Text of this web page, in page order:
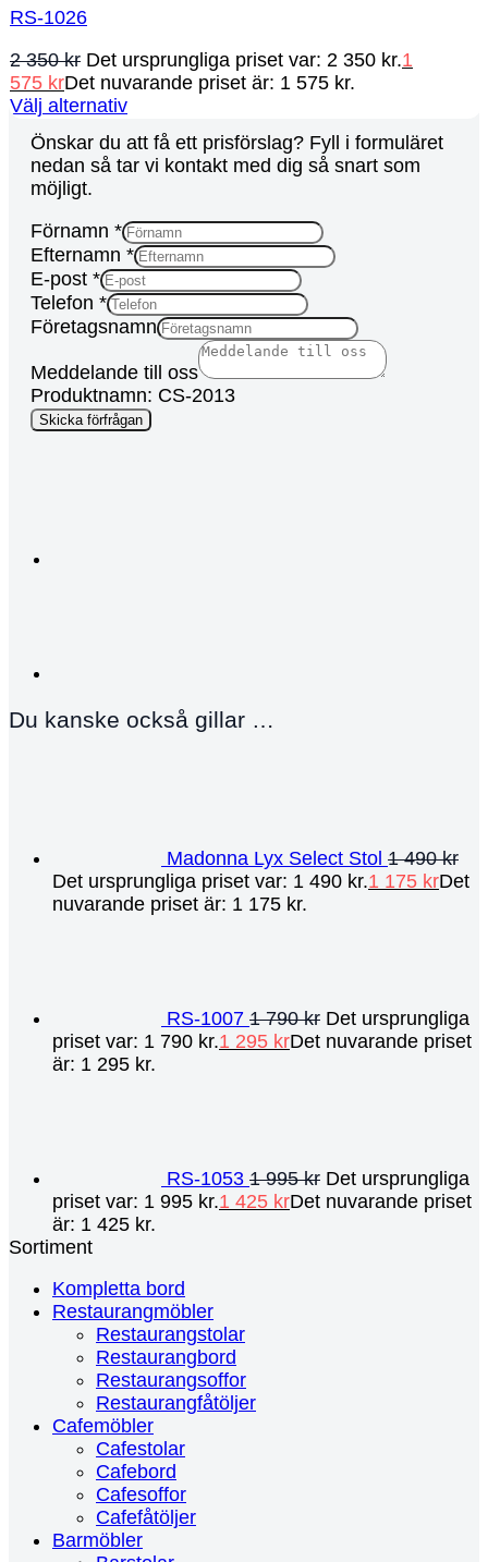
RS-1026
2 350kr Det ursprungliga priset var: 2 350 kr.1
575 krDet nuvarande priset är: 1 575 kr.
Välj alternativ
Önskar du att få ett prisförslag? Fyll i formuläret
nedan så tar vi kontakt med dig så snart som
möjligt.
Förnamn *
Efternamn *
Source
Företagsnamn
URL
E-post *
Telefon *
Företagsnamn
Meddelande till oss
Produktnamn: CS-2013
Skicka förfrågan
Du kanske också gillar …
Madonna Lyx Select Stol 1 490kr
Det ursprungliga priset var: 1 490 kr.1 175 krDet
nuvarande priset är: 1 175 kr.
RS-1007 1 790kr Det ursprungliga
priset var: 1 790 kr.1 295 krDet nuvarande priset
är: 1 295 kr.
RS-1053 1 995kr Det ursprungliga
priset var: 1 995 kr.1 425 krDet nuvarande priset
är: 1 425 kr.
Sortiment
Kompletta bord
Restaurangmöbler
Restaurangstolar
Restaurangbord
Restaurangsoffor
Restaurangfåtöljer
Cafemöbler
Cafestolar
Cafebord
Cafesoffor
Cafefåtöljer
Barmöbler